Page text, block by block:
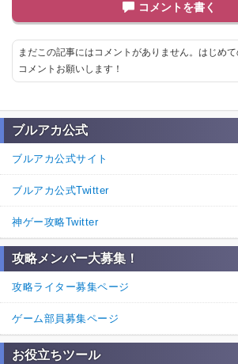
コメントを書く
まだこの記事にはコメントがありません。はじめ
コメントお願いします！
ブルアカ公式
ブルアカ公式サイト
ブルアカ公式Twitter
神ゲー攻略Twitter
攻略メンバー大募集！
攻略ライター募集ページ
ゲーム部員募集ページ
お役立ちツール